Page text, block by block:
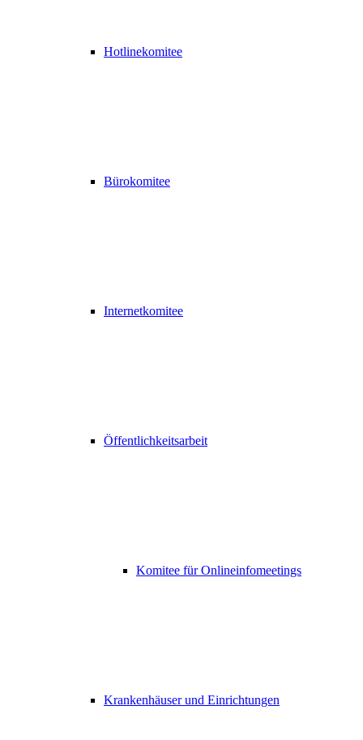
Hotlinekomitee
Bürokomitee
Internetkomitee
Öffentlichkeitsarbeit
Komitee für Onlineinfomeetings
Krankenhäuser und Einrichtungen